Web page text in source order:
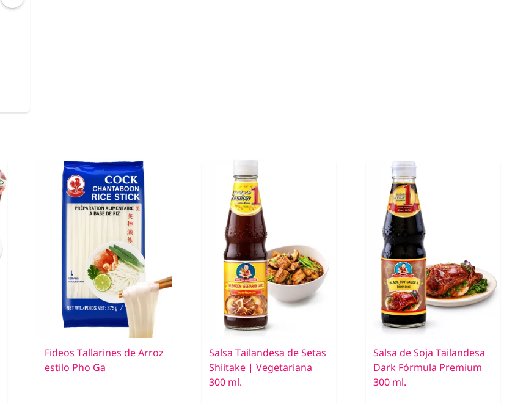
Fideos Tallarines de Arroz
estilo Pho Ga
Salsa Tailandesa de Setas
Shiitake | Vegetariana
300 ml.
Salsa de Soja Tailandesa
Dark Fórmula Premium
300 ml.